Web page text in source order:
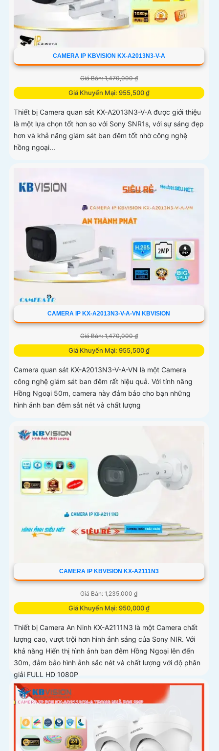
CAMERA IP KBVISION KX-A2013N3-V-A
Giá Bán: 1,470,000 ₫
Giá Khuyến Mại: 955,500 ₫
Thiết bị Camera quan sát KX-A2013N3-V-A được giới thiệu
là một lựa chọn tốt hơn so với Sony SNR1s, với sự sáng đẹp
hơn và khả năng giám sát ban đêm tốt nhờ công nghệ
hồng ngoại...
CAMERA IP KX-A2013N3-V-A-VN KBVISION
Giá Bán: 1,470,000 ₫
Giá Khuyến Mại: 955,500 ₫
Camera quan sát KX-A2013N3-V-A-VN là một Camera
công nghệ giám sát ban đêm rất hiệu quả. Với tính năng
Hồng Ngoại 50m, camera này đảm bảo cho bạn những
hình ảnh ban đêm sắt nét và chất lượng
CAMERA IP KBVISION KX-A2111N3
Giá Bán: 1,235,000 ₫
Giá Khuyến Mại: 950,000 ₫
Thiết bị Camera An Ninh KX-A2111N3 là một Camera chất
lượng cao, vượt trội hơn hình ảnh sáng của Sony NIR. Với
khả năng Hiển thị hình ảnh ban đêm Hồng Ngoại lên đến
30m, đảm bảo hình ảnh sắc nét và chất lượng với độ phân
giải FULL HD 1080P